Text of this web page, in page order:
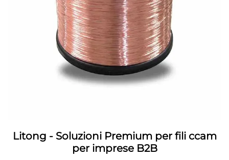
Litong - Soluzioni Premium per fili ccam
per imprese B2B